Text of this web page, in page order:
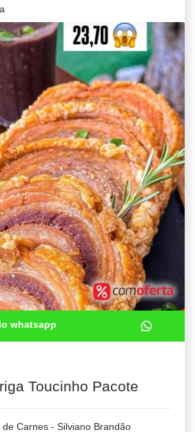
whatsapp
Toucinho Pacote
Carnes - Silviano Brandão